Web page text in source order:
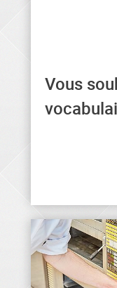
Vous
Vous
générales